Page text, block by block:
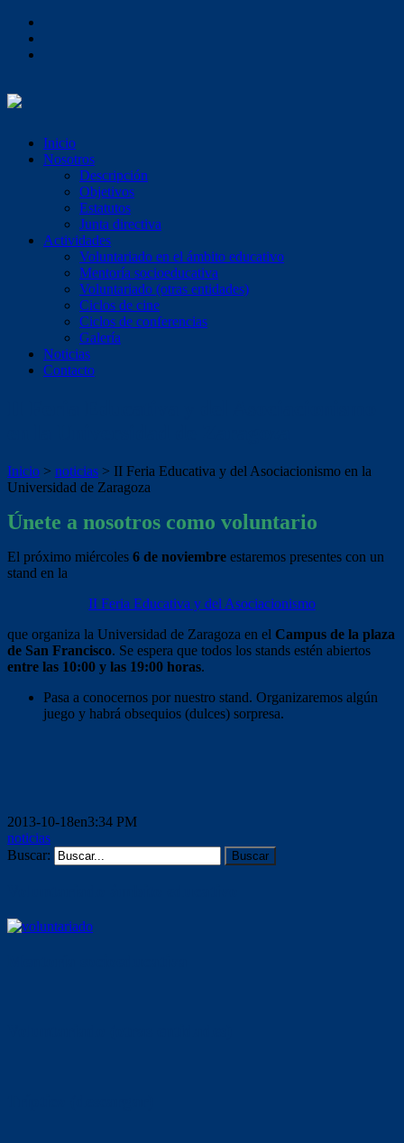
Inicio
Nosotros
Descripción
Objetivos
Estatutos
Junta directiva
Actividades
Voluntariado en el ámbito educativo
Mentoría socioeducativa
Voluntariado (otras entidades)
Ciclos de cine
Ciclos de conferencias
Galería
Noticias
Contacto
Inicio > noticias > II Feria Educativa y del Asociacionismo en la
Universidad de Zaragoza
Únete a nosotros como voluntario
El próximo miércoles 6 de noviembre estaremos presentes con un
stand en la
II Feria Educativa y del Asociacionismo
que organiza la Universidad de Zaragoza en el Campus de la plaza
de San Francisco. Se espera que todos los stands estén abiertos
entre las 10:00 y las 19:00 horas.
Pasa a conocernos por nuestro stand. Organizaremos algún
juego y habrá obsequios (dulces) sorpresa.
2013-10-18en3:34 PM
noticias
Buscar: